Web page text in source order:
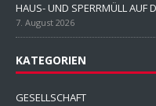
HAUS- UND SPERRMÜLL AUF
7. August 2026
KATEGORIEN
GESELLSCHAFT